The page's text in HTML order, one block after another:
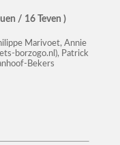
/ 16 Teven )
Marivoet, Annie
borzogo.nl), Patrick
Bekers